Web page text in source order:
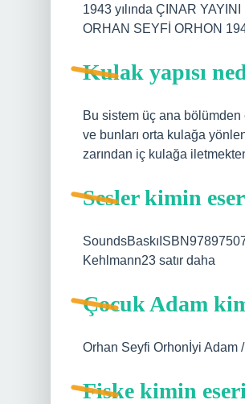
1943 yılında ÇINAR
ORHAN SEYFİ ORHON
Kulak yapısı
Bu sistem üç ana bölümden
ve bunları orta kulağa
zarından iç kulağa
Sesler kimin
Kehlmann23 satır daha
Çocuk Adam
Orhan Seyfi Orhonİyi Adam
Fiske kimin